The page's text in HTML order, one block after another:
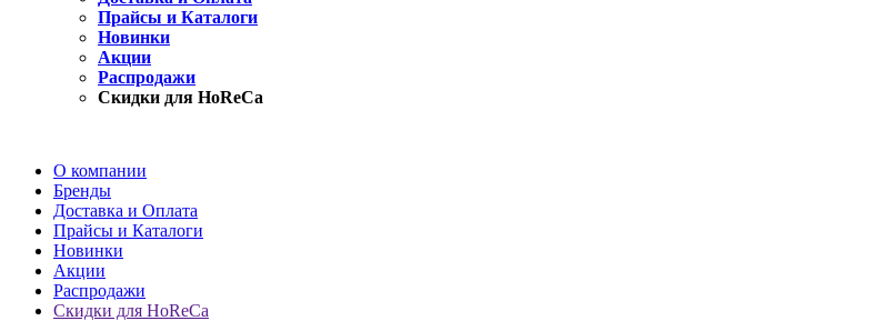
Прайсы и Каталоги
Новинки
Акции
Распродажи
Скидки для HoReCa
О компании
Бренды
Доставка и Оплата
Прайсы и Каталоги
Новинки
Акции
Распродажи
Скидки для HoReCa